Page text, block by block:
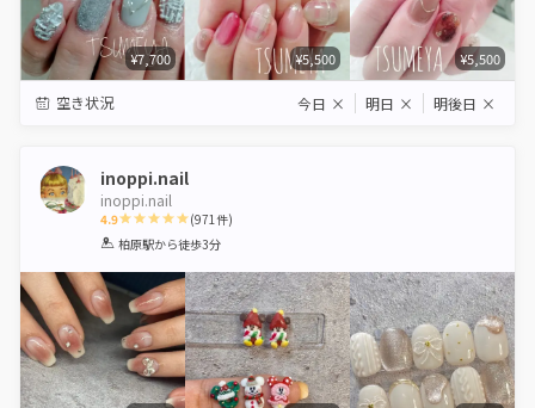
¥7,700 ¥5,500 ¥5,500
空き状況 今日 × 明日 × 明後日 ×
inoppi.nail
inoppi.nail
4.9
1 2 3 4 5
(971件)
柏原駅から徒歩3分